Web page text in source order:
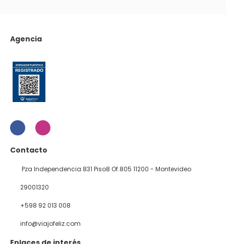
Agencia
Contacto
Pza Independencia 831 Piso8 Of.805 11200 - Montevideo
29001320
+598 92 013 008
info@viajofeliz.com